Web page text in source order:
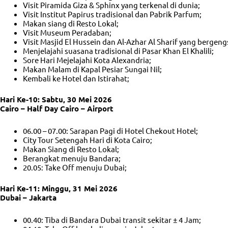
Visit Piramida Giza & Sphinx yang terkenal di dunia;
Visit Institut Papirus tradisional dan Pabrik Parfum;
Makan siang di Resto Lokal;
Visit Museum Peradaban;
Visit Masjid El Hussein dan Al-Azhar Al Sharif yang
Menjelajahi suasana tradisional di Pasar Khan El Khalili;
Sore Hari Mejelajahi Kota Alexandria;
Makan Malam di Kapal Pesiar Sungai Nil;
Kembali ke Hotel dan Istirahat;
Hari Ke-10: Sabtu, 30 Mei 2026
Cairo – Half Day Cairo – Airport
06.00 – 07.00: Sarapan Pagi di Hotel Chekout Hotel;
City Tour Setengah Hari di Kota Cairo;
Makan Siang di Resto Lokal;
Berangkat menuju Bandara;
20.05: Take Off menuju Dubai;
Hari Ke-11: Minggu, 31 Mei 2026
Dubai – Jakarta
00.40: Tiba di Bandara Dubai transit sekitar ± 4 Jam;